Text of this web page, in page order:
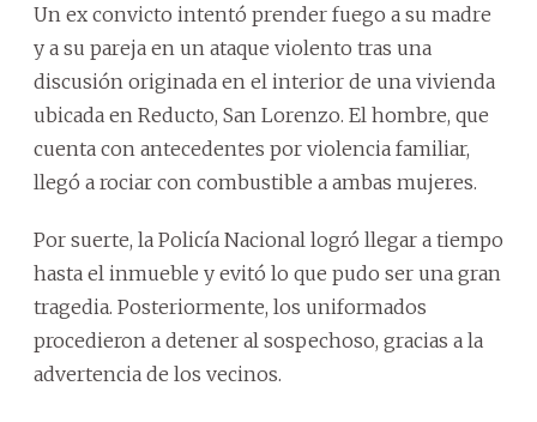
Un ex convicto intentó prender fuego a su madre
y a su pareja en un ataque violento tras una
discusión originada en el interior de una vivienda
ubicada en Reducto, San Lorenzo. El hombre, que
cuenta con antecedentes por violencia familiar,
llegó a rociar con combustible a ambas mujeres.
Por suerte, la Policía Nacional logró llegar a tiempo
hasta el inmueble y evitó lo que pudo ser una gran
tragedia. Posteriormente, los uniformados
procedieron a detener al sospechoso, gracias a la
advertencia de los vecinos.